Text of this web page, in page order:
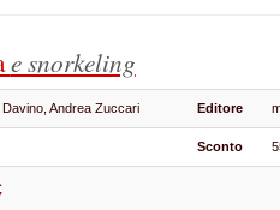
e snorkeling
Davino, Andrea Zuccari Editore
Sconto